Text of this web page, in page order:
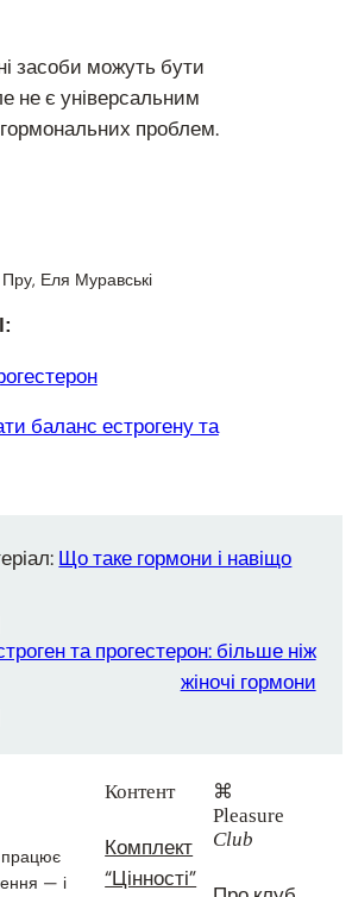
засоби можуть бути
не є універсальним
проблем.
Еля Муравські
баланс естрогену та
Що таке гормони і навіщо
та прогестерон: більше ніж
жіночі гормони
працює
— і
Контент
Комплект
“Цінності”
⌘
Pleasure
Club